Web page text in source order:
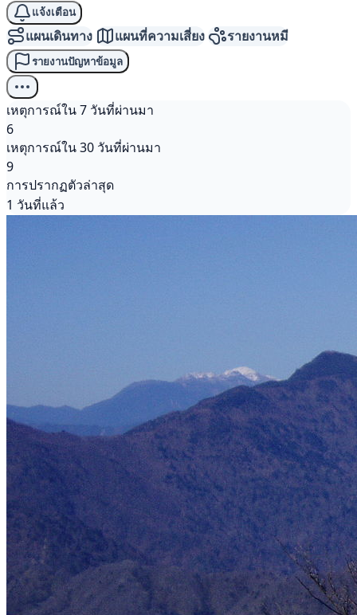
แจ้งเตือน
แผนเดินทาง แผนที่ความเสี่ยง รายงานหมี
รายงานปัญหาข้อมูล
เหตุการณ์ใน 7 วันที่ผ่านมา
6
เหตุการณ์ใน 30 วันที่ผ่านมา
9
การปรากฏตัวล่าสุด
1 วันที่แล้ว